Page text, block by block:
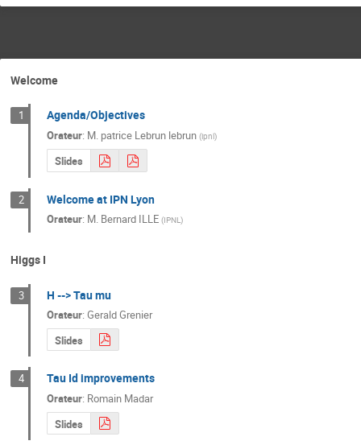
Welcome
1 Agenda/Objectives
Orateur: M. patrice Lebrun lebrun (ipnl)
Slides
2 Welcome at IPN Lyon
Orateur: M. Bernard ILLE (IPNL)
Higgs I
3 H --> Tau mu
Orateur: Gerald Grenier
Slides
4 Tau Id improvements
Orateur: Romain Madar
Slides